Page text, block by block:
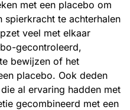
met een placebo om
te achterhalen
veel met elkaar
gecontroleerd,
bewijzen of het
placebo. Ook deden
al ervaring hadden met
gecombineerd met een